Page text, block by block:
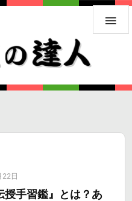

日
授手習鑑』とは？あ